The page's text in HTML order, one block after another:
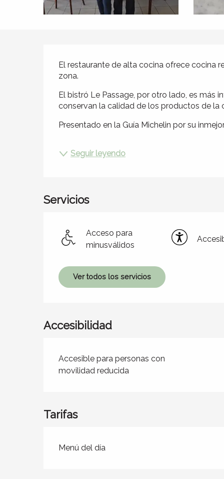
Descripción
El restaurante de alta cocina ofrece cocina
zona.
El bistró Le Passage, por otro lado, es más
conservan la calidad de los productos de la
Presentado en la Guía Michelin por su
Seguir leyendo
Servicios
Acceso para
minusválidos
Ver todos los servicios
Accesibilidad
Accesible para personas con
movilidad reducida
Tarifas
Tarifas 2026
Menú del día